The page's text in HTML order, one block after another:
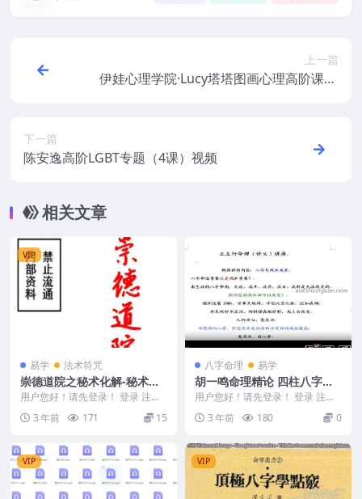
上一篇
伊娃心理学院·Lucy塔塔图画心理高阶课78
下一篇
陈安逸高阶LGBT专题（4课）视频
相关文章
VIP
易学 法术符咒
崇德道院之秘术化解-秘术化
解
用户您好！请先登录！ 登录 注册
崇德道院之秘术化解-秘术化解 Y2
306-15...
3 年前 171 15
八字命理 易学
胡一鸣命理精论 四柱八字分
析 3视频免费下载
用户您好！请先登录！ 登录 注册
胡一鸣命理精论 四柱八字分析 3视
频免费下载 ...
3 年前 180 0
VIP VIP